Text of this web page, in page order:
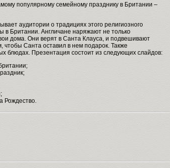
популярному семейному празднику в Британии –
аудитории о традициях этого религиозного
в Британии. Англичане наряжают не только
дома. Они верят в Санта Клауса, и подвешивают
чтобы Санта оставил в нем подарок. Также
блюдах. Презентация состоит из следующих слайдов:
Рождество.